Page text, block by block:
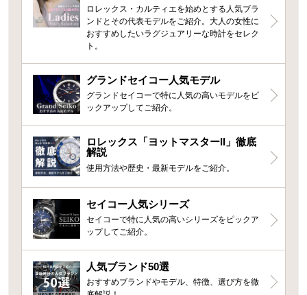
ロレックス・カルティエを始めとする人気ブラ
ンドとその代表モデルをご紹介。大人の女性に
おすすめしたいラグジュアリーな時計をセレク
ト。
グランドセイコー人気モデル
グランドセイコーで特に人気の高いモデルをピ
ックアップしてご紹介。
ロレックス「ヨットマスターII」徹底
解説
使用方法や歴史・最新モデルをご紹介。
セイコー人気シリーズ
セイコーで特に人気の高いシリーズをピックア
ップしてご紹介。
人気ブランド50選
おすすめブランドやモデル、特徴、選び方を徹